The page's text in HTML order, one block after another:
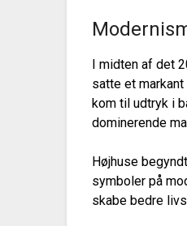
I midten af det
satte et
kom til udtryk i
dominerende
Højhuse
symboler på
skabe bedre